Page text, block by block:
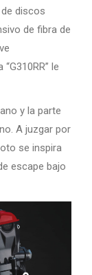
discos
de fibra de
le
y la parte
A juzgar por
se inspira
escape bajo